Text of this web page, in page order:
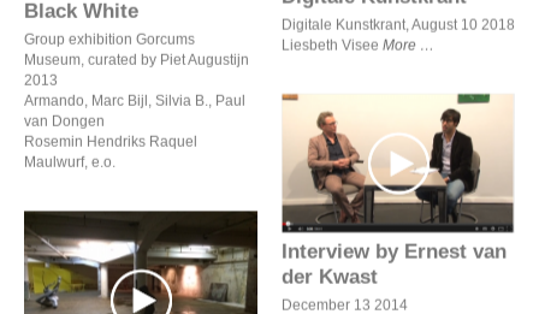
Black White
Group exhibition Gorcums
Museum, curated by Piet Augustijn
2013
Armando, Marc Bijl, Silvia B., Paul
van Dongen
Rosemin Hendriks Raquel
Maulwurf, e.o.
Digitale Kunstkrant, August 10 2018
Liesbeth Visee More
Interview by Ernest van
der Kwast
Interview by Ernest van
der Kwast
December 13 2014
Ritual and the Sacred